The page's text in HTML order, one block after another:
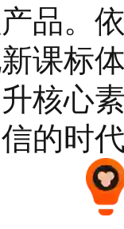
品。
课标
核心
的时